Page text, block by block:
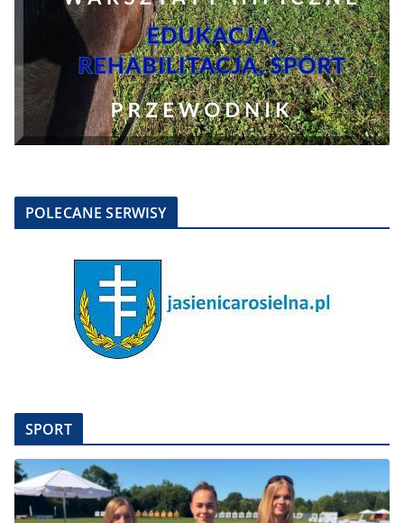
POLECANE SERWISY
SPORT